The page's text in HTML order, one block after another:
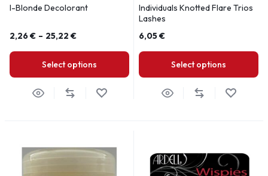
I-Blonde Decolorant
2,26€ – 25,22 €
Select options
Individuals Knotted Flare Trios
Lashes
6,05€
Select options